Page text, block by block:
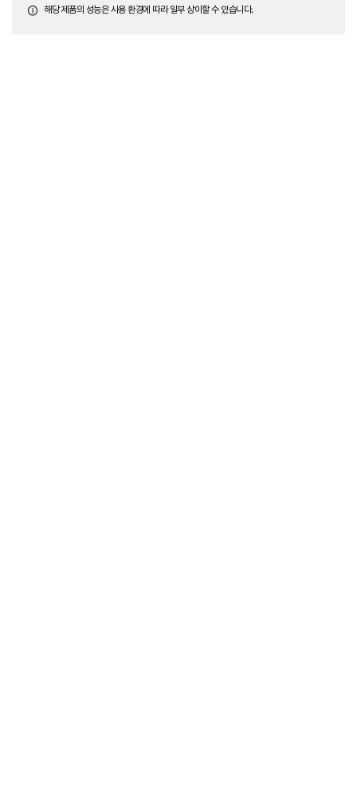
해당 제품의 성능은 사용 환경에 따라 일부 상이할 수 있습니다.